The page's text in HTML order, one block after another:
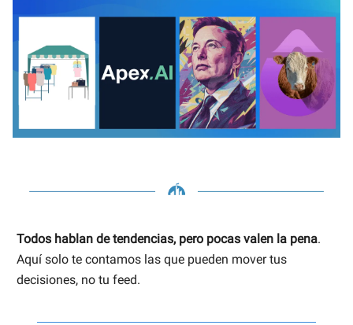
Todos hablan de tendencias, pero pocas valen la pena.
Aquí solo te contamos las que pueden mover tus
decisiones, no tu feed.